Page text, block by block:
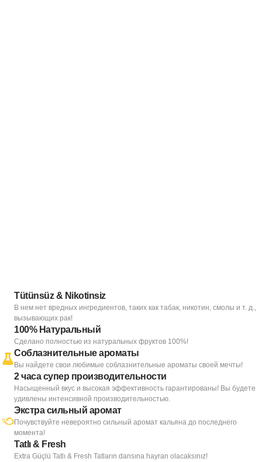
Tütünsüz & Nikotinsiz
В нем нет вредных ингредиентов, таких как табак, никотин, смолы и т. д.,
вызывающих рак!
100% Натуральный
Сделано полностью из натуральных фруктов 100%!
Соблазнительные ароматы
Вы найдете свои любимые соблазнительные ароматы своей мечты!
2 часа супер производительности
Насыщенный вкус и высокая эффективность гарантированы! Вы будете
удивлены интенсивной производительностью.
Экстра сильный аромат
Почувствуйте невероятно сильный аромат кальяна до последнего
момента!
Tatlı & Fresh
Extra Güçlü Tatlı & Fresh Tatların dansına hayran olacaksınız!